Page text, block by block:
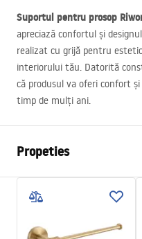
Suportul pentru prosop
apreciază confortul și
realizat cu grijă pentru
interiorului tău. Datorită
că produsul va oferi confort
timp de mulți ani.
Propeties
Metodă de montaj